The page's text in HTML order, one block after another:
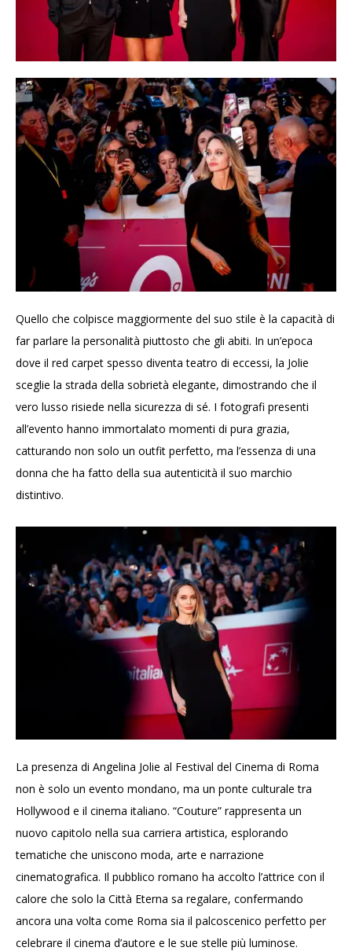
Quello che colpisce maggiormente del suo stile è la capacità di
far parlare la personalità piuttosto che gli abiti. In un’epoca
dove il red carpet spesso diventa teatro di eccessi, la Jolie
sceglie la strada della sobrietà elegante, dimostrando che il
vero lusso risiede nella sicurezza di sé. I fotografi presenti
all’evento hanno immortalato momenti di pura grazia,
catturando non solo un outfit perfetto, ma l’essenza di una
donna che ha fatto della sua autenticità il suo marchio
distintivo.
La presenza di Angelina Jolie al Festival del Cinema di Roma
non è solo un evento mondano, ma un ponte culturale tra
Hollywood e il cinema italiano. “Couture” rappresenta un
nuovo capitolo nella sua carriera artistica, esplorando
tematiche che uniscono moda, arte e narrazione
cinematografica. Il pubblico romano ha accolto l’attrice con il
calore che solo la Città Eterna sa regalare, confermando
ancora una volta come Roma sia il palcoscenico perfetto per
celebrare il cinema d’autore e le sue stelle più luminose.